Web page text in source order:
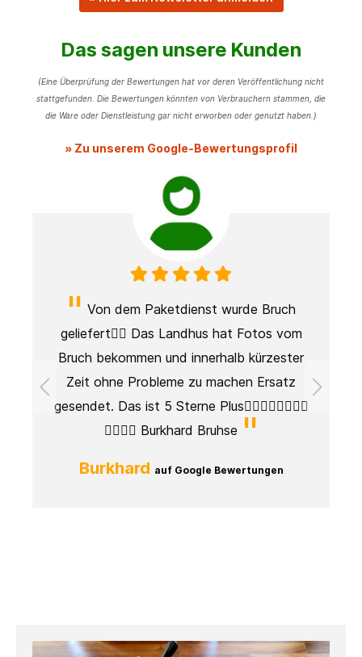
Das sagen unsere Kunden
(Eine Überprüfung der Bewertungen hat vor deren Veröffentlichung nicht
stattgefunden. Die Bewertungen könnten von Verbrauchern stammen, die
die Ware oder Dienstleistung gar nicht erworben oder genutzt haben.)
» Zu unserem Google-Bewertungsprofil
Von dem Paketdienst wurde Bruch
geliefert👎🏻 Das Landhus hat Fotos vom
Bruch bekommen und innerhalb kürzester
Zeit ohne Probleme zu machen Ersatz
gesendet. Das ist 5 Sterne Plus👍🏼👍🏼👍🏼👍🏼
👍🏼👍🏼 Burkhard Bruhse
Burkhard auf Google Bewertungen